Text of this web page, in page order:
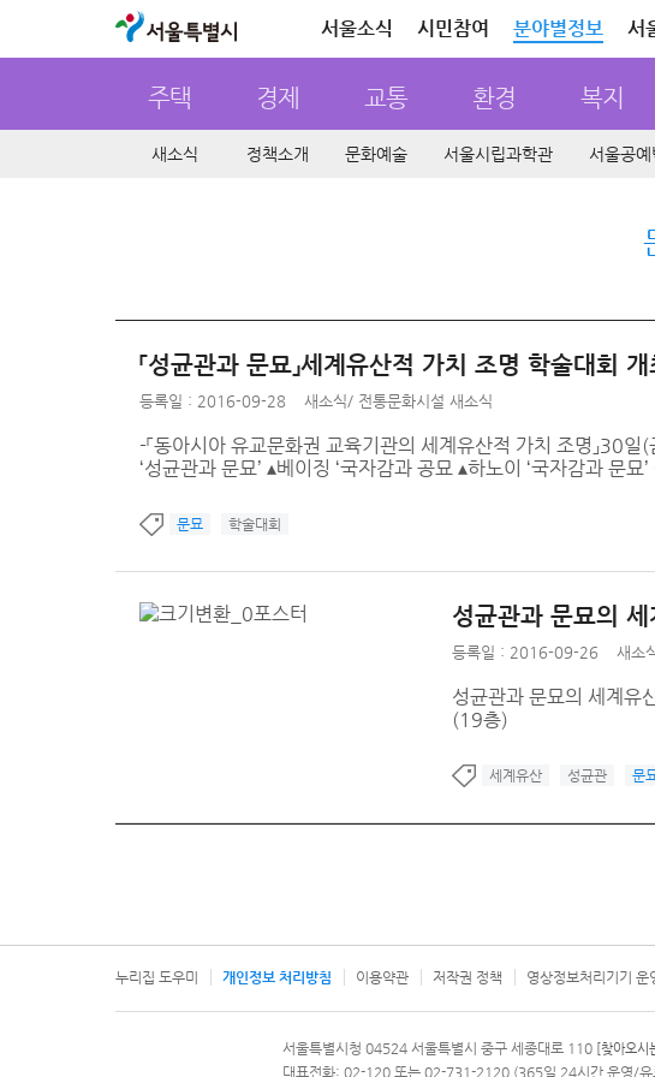
서울특별시 서울소식 시민참여 분야별정보 서
주택 경제 교통 환경 복지
새소식 정책소개 문화예술 서울시립과학관 서울공
「성균관과 문묘」세계유산적 가치 조명 학술대회 개
등록일 : 2016-09-28 새소식/ 전통문화시설 새소식
-「동아시아 유교문화권 교육기관의 세계유산적 가치 조명」30
‘성균관과 문묘’ ▴베이징 ‘국자감과 공묘 ▴하노이 ‘국자감과 문
문묘 학술대회
성균관과 문묘의
등록일 : 2016-09-26 새소
성균관과 문묘의 세계
(19층)
세계유산 성균관 문
누리집 도우미 개인정보 처리방침 이용약관 저작권 정책 영상정보처리기기 운
문의 전화번호 120, 120 다산콜재단
서울특별시청 04524 서울특별시 중구 세종대로 110 [찾아오시
대표전화: 02-120 또는 02-731-2120 (365일 24시간 운영/유